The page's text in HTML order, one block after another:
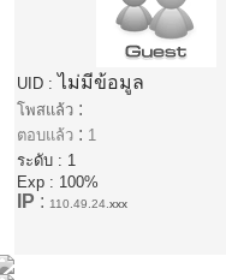
UID : ไม่มีข้อมูล
โพสแล้ว :
ตอบแล้ว : 1
ระดับ : 1
Exp : 100%
IP : 110.49.24. xxx